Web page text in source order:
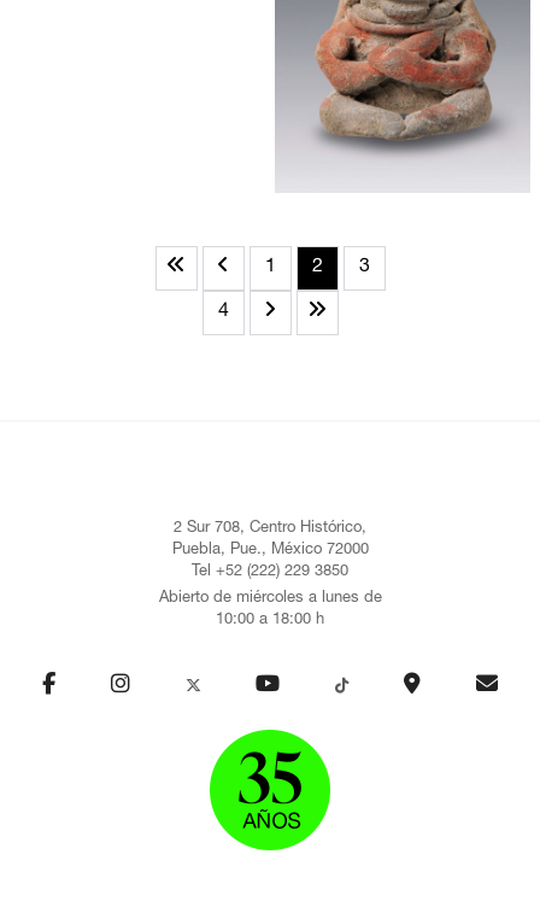
1 2 3
4
2 Sur 708, Centro Histórico,
Puebla, Pue., México 72000
Tel +52 (222) 229 3850
Abierto de miércoles a lunes de
10:00 a 18:00 h